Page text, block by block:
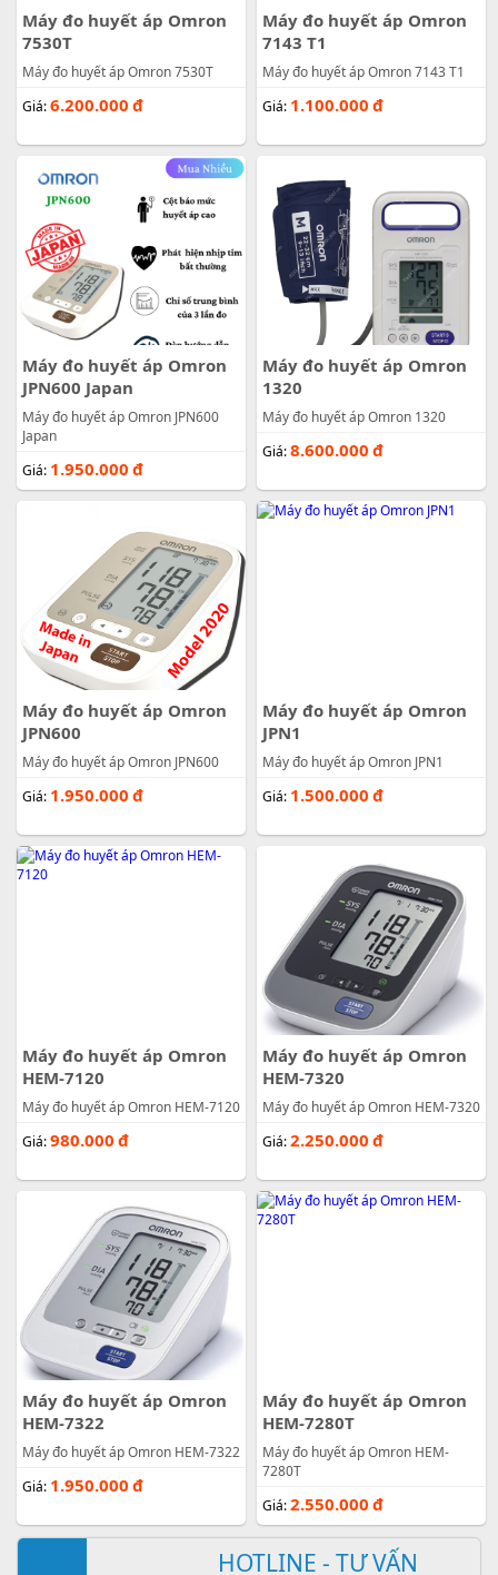
HOTLINE - TƯ VẤN
Máy đo huyết áp Omron
7530T
Máy đo huyết áp Omron 7530T
Giá:6.200.000 đ
Máy đo huyết áp Omron
7143 T1
Máy đo huyết áp Omron 7143 T1
Giá: 1.100.000 đ
Máy đo huyết áp Omron
JPN600 Japan
Máy đo huyết áp Omron JPN600
Japan
Giá: 1.950.000 đ
Máy đo huyết áp Omron
1320
Máy đo huyết áp Omron 1320
Giá:8.600.000 đ
Máy đo huyết áp Omron
JPN600
Máy đo huyết áp Omron JPN600
Giá: 1.950.000 đ
Máy đo huyết áp Omron
JPN1
Máy đo huyết áp Omron JPN1
Giá: 1.500.000 đ
Máy đo huyết áp Omron
HEM-7120
Máy đo huyết áp Omron HEM-7120
Giá:980.000 đ
Máy đo huyết áp Omron
HEM-7320
Máy đo huyết áp Omron HEM-7320
Giá:2.250.000 đ
Máy đo huyết áp Omron
HEM-7322
Máy đo huyết áp Omron HEM-7322
Giá: 1.950.000 đ
Máy đo huyết áp Omron
HEM-7280T
Máy đo huyết áp Omron HEM-
7280T
Giá:2.550.000 đ